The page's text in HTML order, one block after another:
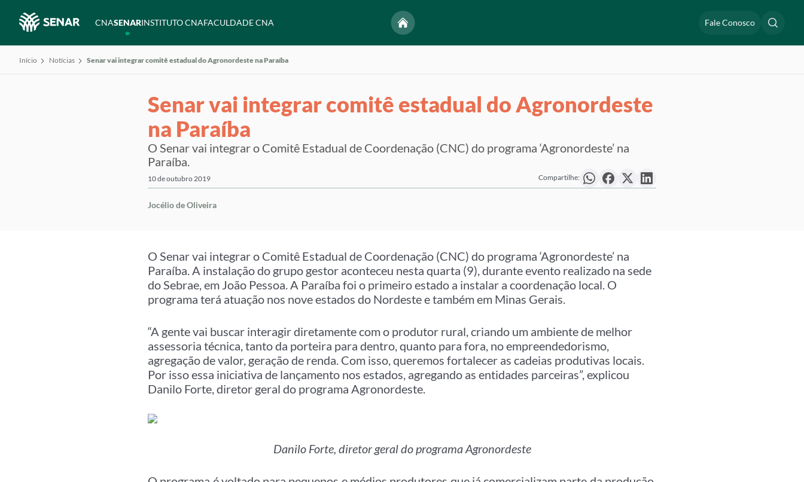
CNASENARINSTITUTO CNAFACULDADE CNA Fale Conosco
Início Notícias Senar vai integrar comitê estadual do Agronordeste na Paraíba
Senar vai integrar comitê estadual do Agronordeste
na Paraíba
O Senar vai integrar o Comitê Estadual de Coordenação (CNC) do programa ‘Agronordeste’ na
Paraíba.
10 de outubro 2019 Compartilhe:
Jocélio de Oliveira
O Senar vai integrar o Comitê Estadual de Coordenação (CNC) do programa ‘Agronordeste’ na
Paraíba. A instalação do grupo gestor aconteceu nesta quarta (9), durante evento realizado na sede
do Sebrae, em João Pessoa. A Paraíba foi o primeiro estado a instalar a coordenação local. O
programa terá atuação nos nove estados do Nordeste e também em Minas Gerais.
“A gente vai buscar interagir diretamente com o produtor rural, criando um ambiente de melhor
assessoria técnica, tanto da porteira para dentro, quanto para fora, no empreendedorismo,
agregação de valor, geração de renda. Com isso, queremos fortalecer as cadeias produtivas locais.
Por isso essa iniciativa de lançamento nos estados, agregando as entidades parceiras”, explicou
Danilo Forte, diretor geral do programa Agronordeste.
Danilo Forte, diretor geral do programa Agronordeste